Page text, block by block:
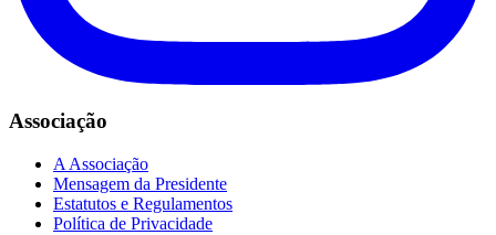
Associação
A Associação
Mensagem da Presidente
Estatutos e Regulamentos
Política de Privacidade